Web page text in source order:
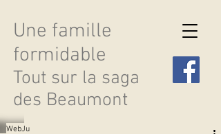
Une famille
formidable
Tout sur la saga
des Beaumont
WebJu